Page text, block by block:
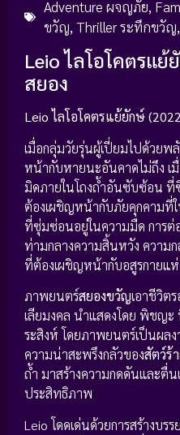
Adventure ผจญภัย,
ขวัญ, Thriller ระทึกขวัญ,
Leio ไลโอโคตรแ
สยอง
Leio ไลโอโคตรแย้ยักษ์
เมื่อกลุ่มวัยรุ่นผู้เปี่ยมไปด้วยพ
หน้ากับหายนะอันคาดไม่ถึง เ
มิดภายในโถงถ้ำอันซับซ้อน ที่
ต้องเผชิญหน้ากับภัยคุกคาม
ที่ซุ่มซ่อนอยู่ในความมืด การต่
ท่ามกลางความสิ้นหวัง ความ
ที่ต้องเผชิญหน้ากับอสูรกายแห่
ภาพยนตร์สยองขวัญเอาชีวิต
เลียมงคล นำแสดงโดย พิชญ
ระสิงห์ โดยภาพยนตร์เป็นผล
ความน่าสะพรึงกลัวของสัตว์ร้
ถ้ำ มาสร้างความกดดันและตื่
ประสิทธิภาพ
Leio โดดเด่นด้วยการสร้างบ